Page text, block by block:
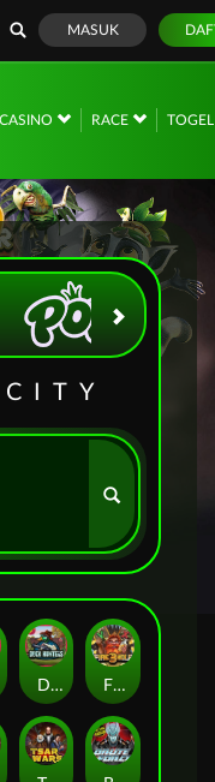
MASUK
RACE
Duck Hunters Fire in the Hole 3